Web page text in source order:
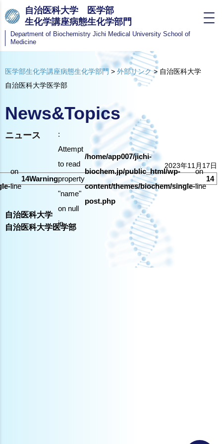
自治医科大学 医学部
生化学講座病態生化学部門
Department of Biochemistry Jichi Medical University School of
Medicine
医学部生化学講座病態生化学部門> 外部リンク> 自治医科大学
自治医科大学医学部
News&Topics
ニュース
2023年11月17日
on
line
14Warning
:
Attempt
to read
property
"name"
on null
in
/home/app007/jichi-
biochem.jp/public_html/wp-
content/themes/biochem/single-
post.php
on
line
14
自治医科大学
自治医科大学医学部